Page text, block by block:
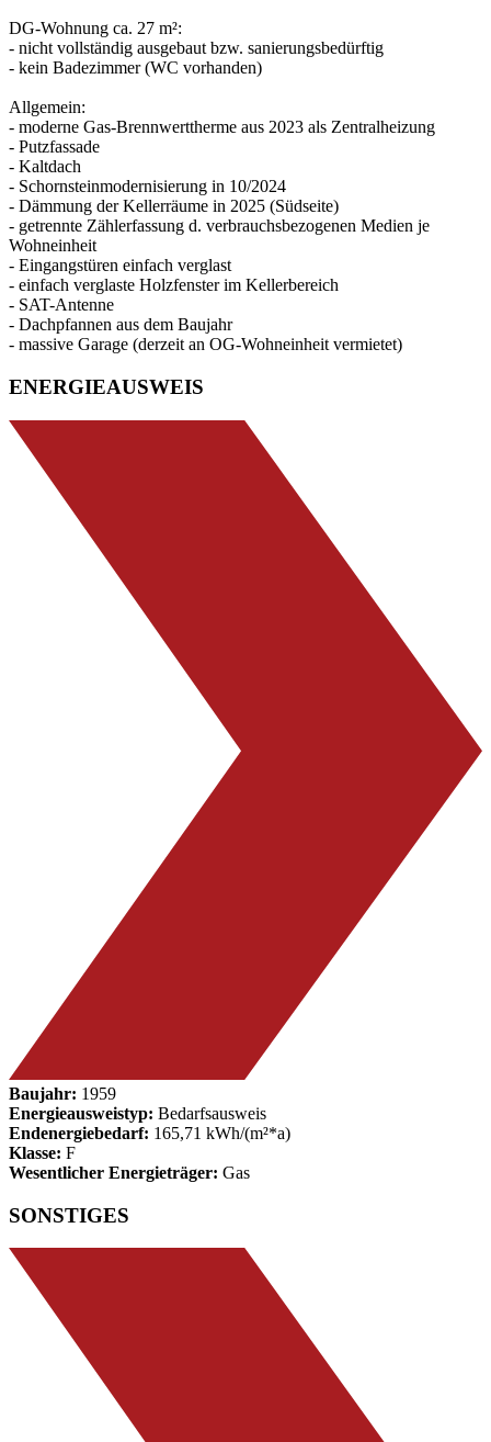
DG-Wohnung ca. 27 m²:
- nicht vollständig ausgebaut bzw. sanierungsbedürftig
- kein Badezimmer (WC vorhanden)
Allgemein:
- moderne Gas-Brennwerttherme aus 2023 als Zentralheizung
- Putzfassade
- Kaltdach
- Schornsteinmodernisierung in 10/2024
- Dämmung der Kellerräume in 2025 (Südseite)
- getrennte Zählerfassung d. verbrauchsbezogenen Medien je
Wohneinheit
- Eingangstüren einfach verglast
- einfach verglaste Holzfenster im Kellerbereich
- SAT-Antenne
- Dachpfannen aus dem Baujahr
- massive Garage (derzeit an OG-Wohneinheit vermietet)
ENERGIEAUSWEIS
Baujahr: 1959
Energieausweistyp: Bedarfsausweis
Endenergiebedarf: 165,71 kWh/(m²*a)
Klasse: F
Wesentlicher Energieträger: Gas
SONSTIGES